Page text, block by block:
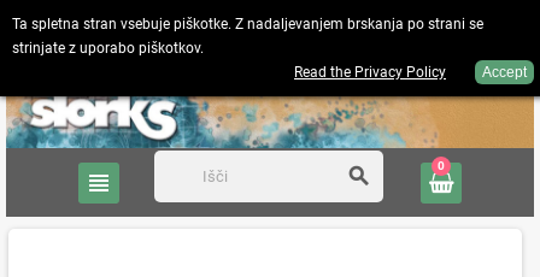
Slovenščina
view_headline search
Prijava
0
Ta spletna stran vsebuje piškotke. Z nadaljevanjem brskanja po strani se
strinjate z uporabo piškotkov.
Read the Privacy Policy
Accept